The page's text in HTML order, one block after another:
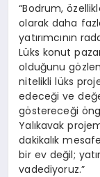
“Bodrum,
olarak daha
yatırımcının
Lüks konut
olduğunu
nitelikli lüks
edeceği ve
göstereceği
Yalıkavak
dakikalık
bir ev değil;
vadediyoruz.”